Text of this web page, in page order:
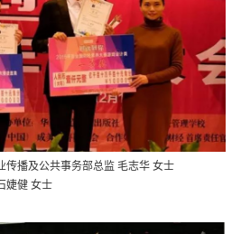
传播及公共事务部总监 毛志华 女士
婕健 女士